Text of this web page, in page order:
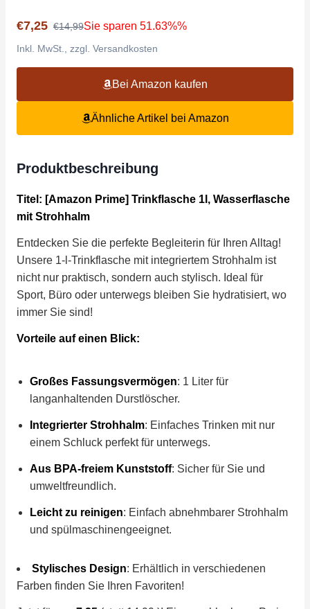
€7,25 €14,99Sie sparen 51.63%%
Inkl. MwSt., zzgl. Versandkosten
Bei Amazon kaufen
Ähnliche Artikel bei Amazon
Produktbeschreibung
Titel: [Amazon Prime] Trinkflasche 1l, Wasserflasche
mit Strohhalm
Entdecken Sie die perfekte Begleiterin für Ihren Alltag!
Unsere 1-l-Trinkflasche mit integriertem Strohhalm ist
nicht nur praktisch, sondern auch stylisch. Ideal für
Sport, Büro oder unterwegs bleiben Sie hydratisiert, wo
immer Sie sind!
Vorteile auf einen Blick:
Großes Fassungsvermögen: 1 Liter für
langanhaltenden Durstlöscher.
Integrierter Strohhalm: Einfaches Trinken mit nur
einem Schluck perfekt für unterwegs.
Aus BPA-freiem Kunststoff: Sicher für Sie und
umweltfreundlich.
Leicht zu reinigen: Einfach abnehmbarer Strohhalm
und spülmaschinengeeignet.
Stylisches Design: Erhältlich in verschiedenen
Farben finden Sie Ihren Favoriten!